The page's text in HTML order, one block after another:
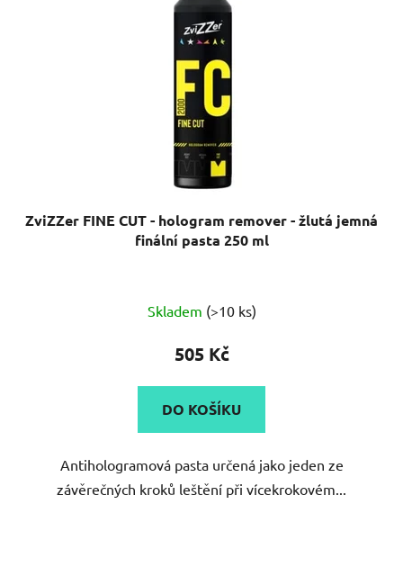
ZviZZer FINE CUT - hologram remover - žlutá jemná
finální pasta 250 ml
hodnocení
produktu
5,0
z
hvězdiček.
Skladem (>10 ks)
505 Kč
DO KOŠÍKU
Antihologramová pasta určená jako jeden ze
závěrečných kroků leštění při vícekrokovém...